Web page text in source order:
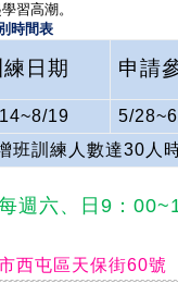
習高潮。
時間表
日期 申請
19 5/
班訓練人數達30人
每週六、日 9 ：
西屯區天保街60號